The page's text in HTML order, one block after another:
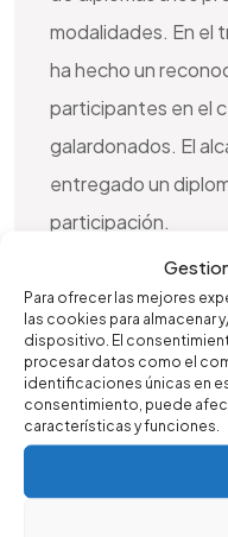
Para ofrecer las mejores
las cookies para almacenar
dispositivo. El
procesar datos como el
identificaciones únicas en
consentimiento, puede
características y funciones.
modalidades. En el
ha hecho un
participantes en el
galardonados. El
entregado un
participación.
En esta segunda
ganadores han
Supermercados El
Beromar
categorías están
una y un premio
económica de